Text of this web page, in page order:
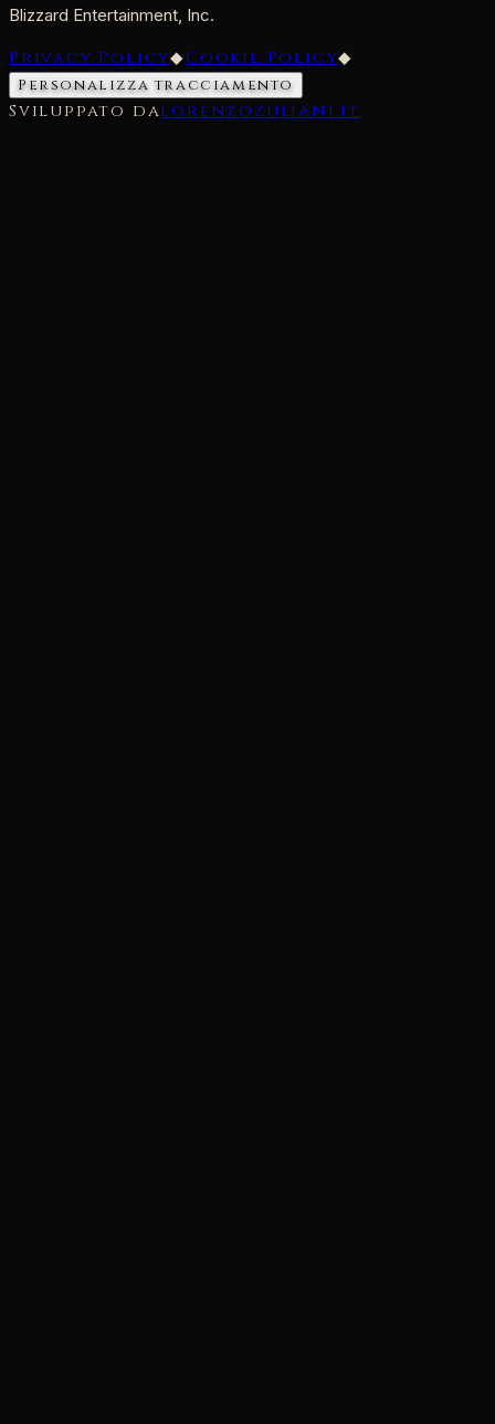
Blizzard Entertainment, Inc.
Privacy Policy◆Cookie Policy◆
Personalizza tracciamento
Sviluppato dalorenzozuliani.it